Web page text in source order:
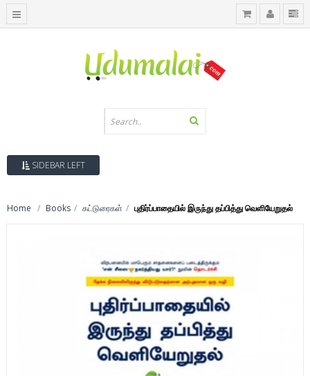
SIDEBAR LEFT
Home Books கட்டுரைகள் புதிர்ப்பாதையில் இருந்து தப்பித்து வெளியேறுதல்